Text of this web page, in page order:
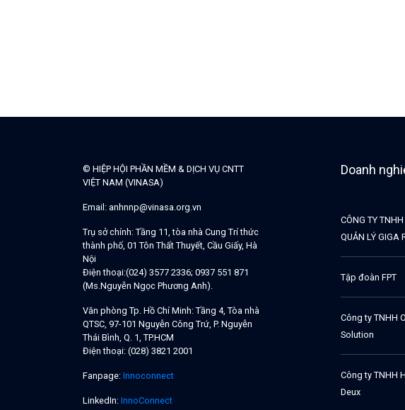
© HIỆP HỘI PHẦN MỀM & DỊCH VỤ CNTT
VIỆT NAM (VINASA)
Email: anhnnp@vinasa.org.vn
Trụ sở chính: Tầng 11, tòa nhà Cung Trí thức
thành phố, 01 Tôn Thất Thuyết, Cầu Giấy, Hà
Nội
Điện thoại:(024) 3577 2336; 0937 551 871
(Ms.Nguyễn Ngọc Phương Anh).
Văn phòng Tp. Hồ Chí Minh: Tầng 4, Tòa nhà
QTSC, 97-101 Nguyễn Công Trứ, P. Nguyễn
Thái Bình, Q. 1, TP.HCM
Điện thoại: (028) 3821 2001
Fanpage: Innoconnect
LinkedIn: InnoConnect
Doanh
CÔNG TY
QUẢN LÝ GIGA
Tập đoàn FPT
Công ty TNHH
Solution
Công ty TNHH
Deux